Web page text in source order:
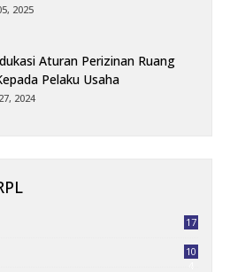
2025
Aturan Perizinan Ruang
Pelaku Usaha
2024
17
10